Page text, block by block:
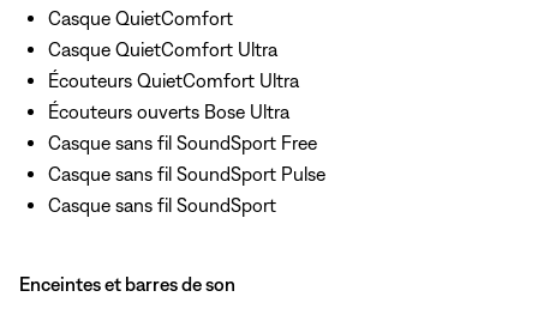
Casque QuietComfort
Casque QuietComfort Ultra
Écouteurs QuietComfort Ultra
Écouteurs ouverts Bose Ultra
Casque sans fil SoundSport Free
Casque sans fil SoundSport Pulse
Casque sans fil SoundSport
Enceintes et barres de son